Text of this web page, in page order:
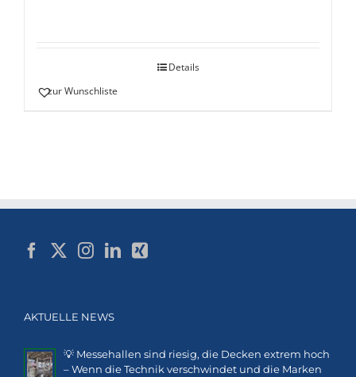
Details
zur Wunschliste
AKTUELLE NEWS
💡 Messehallen sind riesig, die Decken extrem hoch
– Wenn die Technik verschwindet und die Marken